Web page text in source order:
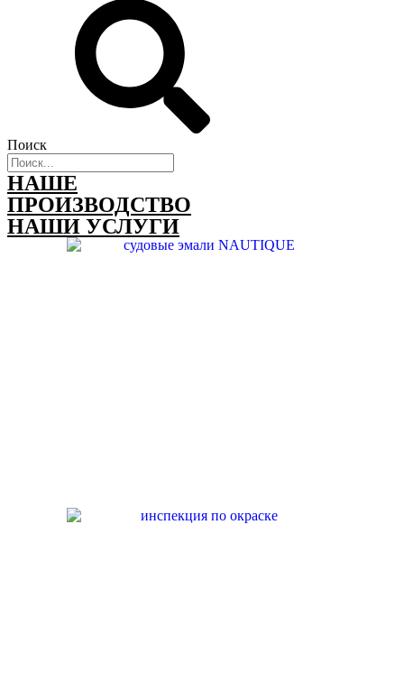
Поиск
НАШЕ
ПРОИЗВОДСТВО
НАШИ УСЛУГИ